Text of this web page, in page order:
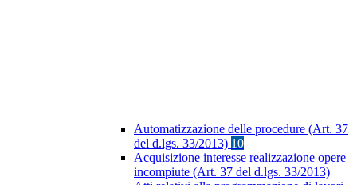
Automatizzazione delle procedure (Art. 37
del d.lgs. 33/2013) 10
Acquisizione interesse realizzazione opere
incompiute (Art. 37 del d.lgs. 33/2013)